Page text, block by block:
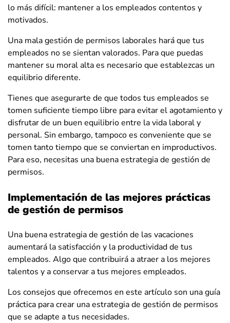
lo más difícil: mantener a los empleados contentos y
motivados.
Una mala gestión de permisos laborales hará que tus
empleados no se sientan valorados. Para que puedas
mantener su moral alta es necesario que establezcas un
equilibrio diferente.
Tienes que asegurarte de que todos tus empleados se
tomen suficiente tiempo libre para evitar el agotamiento y
disfrutar de un buen equilibrio entre la vida laboral y
personal. Sin embargo, tampoco es conveniente que se
tomen tanto tiempo que se conviertan en improductivos.
Para eso, necesitas una buena estrategia de gestión de
permisos.
Implementación de las mejores prácticas
de gestión de permisos
Una buena estrategia de gestión de las vacaciones
aumentará la satisfacción y la productividad de tus
empleados. Algo que contribuirá a atraer a los mejores
talentos y a conservar a tus mejores empleados.
Los consejos que ofrecemos en este artículo son una guía
práctica para crear una estrategia de gestión de permisos
que se adapte a tus necesidades.